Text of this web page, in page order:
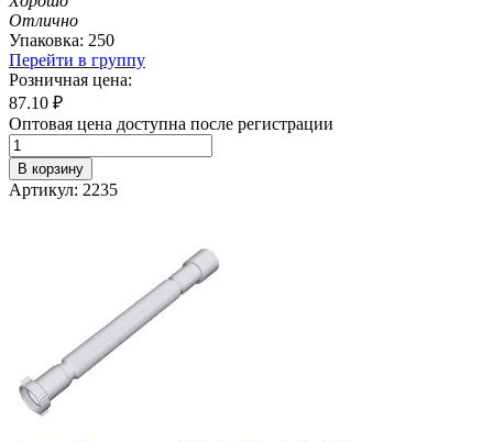
Отлично
Упаковка: 250
Перейти в группу
Розничная цена:
87.10 ₽
Оптовая цена доступна после регистрации
В корзину
Артикул: 2235